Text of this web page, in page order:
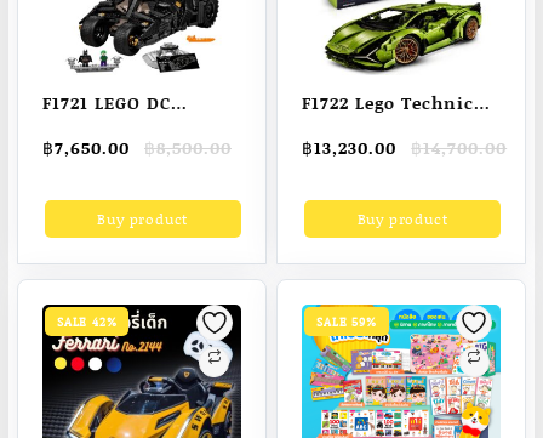
F1721 LEGO DC
Batmobile Tumbler
฿8,500.00
Original
was:
฿8,500.00.
฿7,650.00
Current
is:
฿7,650.00.Buy product
F1722 Lego Technic
Sian FKP 37 Model
฿14,700.00
Original
was:
฿14,700.00.
฿13,230.00
Current
is:
฿13,230.00.Buy product
SALE 42% SALE 59%